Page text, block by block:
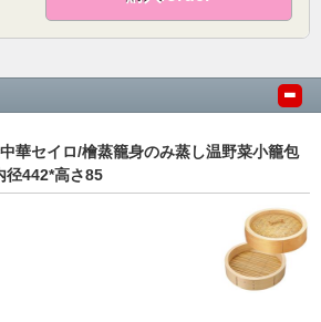
華セイロ/檜蒸籠身のみ蒸し温野菜小籠包
径442*高さ85